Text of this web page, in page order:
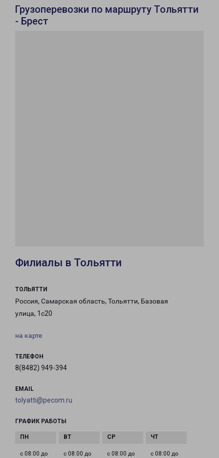
Грузоперевозки по маршруту Тольятти
- Брест
Филиалы в Тольятти
ТОЛЬЯТТИ
Россия, Самарская область, Тольятти, Базовая
улица, 1с20
на карте
ТЕЛЕФОН
8(8482) 949-394
EMAIL
tolyatti@pecom.ru
ГРАФИК РАБОТЫ
с 08:00 до
с 08:00 до
с 08:00 до
с 08:00 до